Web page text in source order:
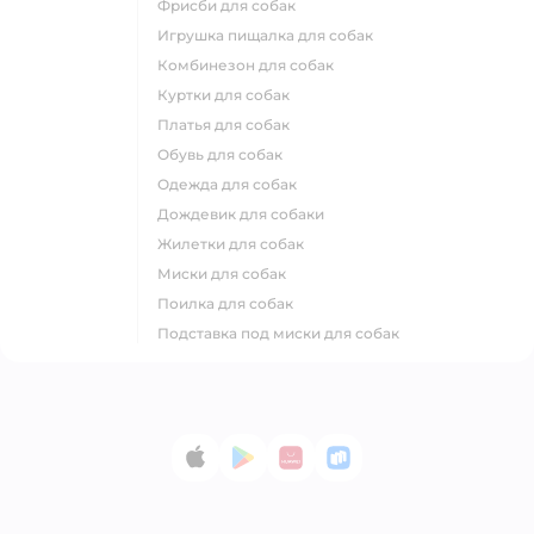
фрисби для собак
игрушка пищалка для собак
комбинезон для собак
куртки для собак
платья для собак
обувь для собак
одежда для собак
дождевик для собаки
жилетки для собак
миски для собак
поилка для собак
подставка под миски для собак
App StoreGoogle Play
AppGallery
RuStore